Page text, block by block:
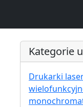
Kategorie
Drukarki